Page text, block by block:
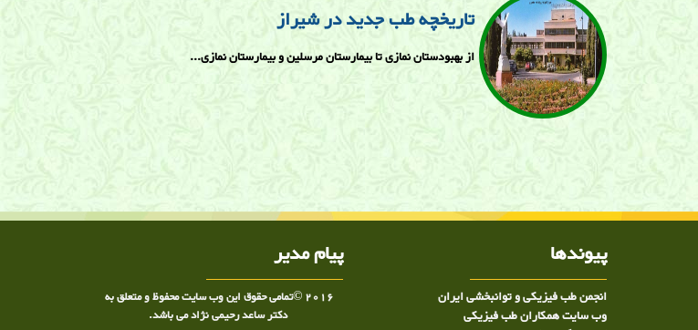
تاریخچه طب جدید در شیراز
از بهبودستان نمازی تا بیمارستان مرسلین و بیمارستان نمازی...
پیوندها
انجمن طب فیزیکی و توانبخشی ایران
وب سایت همکاران طب فیزیکی
پیام مدیر
2016 ©تمامی حقوق این وب سایت محفوظ و متعلق به
دکتر ساعد رحیمی نژاد می باشد.